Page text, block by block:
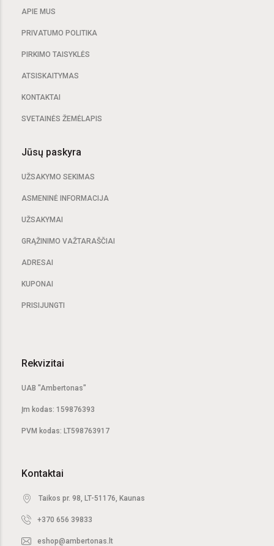
APIE MUS
PRIVATUMO POLITIKA
PIRKIMO TAISYKLĖS
ATSISKAITYMAS
KONTAKTAI
SVETAINĖS ŽEMĖLAPIS
Jūsų paskyra
UŽSAKYMO SEKIMAS
ASMENINĖ INFORMACIJA
UŽSAKYMAI
GRĄŽINIMO VAŽTARAŠČIAI
ADRESAI
KUPONAI
PRISIJUNGTI
Rekvizitai
UAB "Ambertonas"
Įm kodas: 159876393
PVM kodas: LT598763917
Kontaktai
Taikos pr. 98, LT-51176, Kaunas
+370 656 39833
eshop@ambertonas.lt